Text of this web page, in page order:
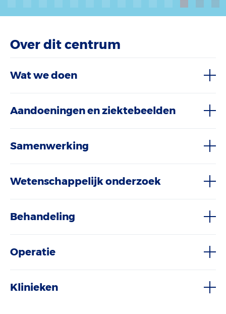
Over dit centrum
Wat we doen
Aandoeningen en ziektebeelden
Samenwerking
Wetenschappelijk onderzoek
Behandeling
Operatie
Klinieken